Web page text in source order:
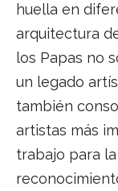
huella en
arquitectura
los Papas no
un legado
también
artistas más
trabajo para